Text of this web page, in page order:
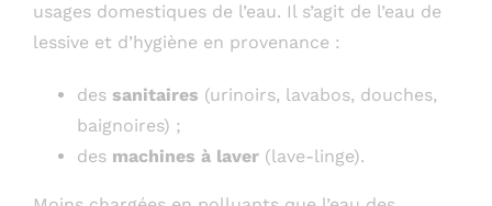
usages domestiques de l’eau. Il s’agit de l’eau de
lessive et d’hygiène en provenance :
des sanitaires (urinoirs, lavabos, douches,
baignoires) ;
des machines à laver (lave-linge).